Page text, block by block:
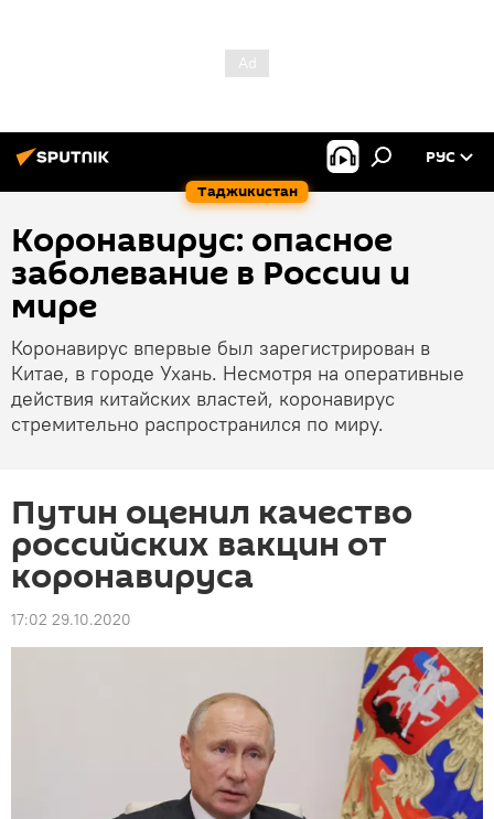
Таджикистан
РУС
Коронавирус: опасное
заболевание в России и
мире
Коронавирус впервые был зарегистрирован в
Китае, в городе Ухань. Несмотря на оперативные
действия китайских властей, коронавирус
стремительно распространился по миру.
Путин оценил качество
российских вакцин от
коронавируса
17:02 29.10.2020